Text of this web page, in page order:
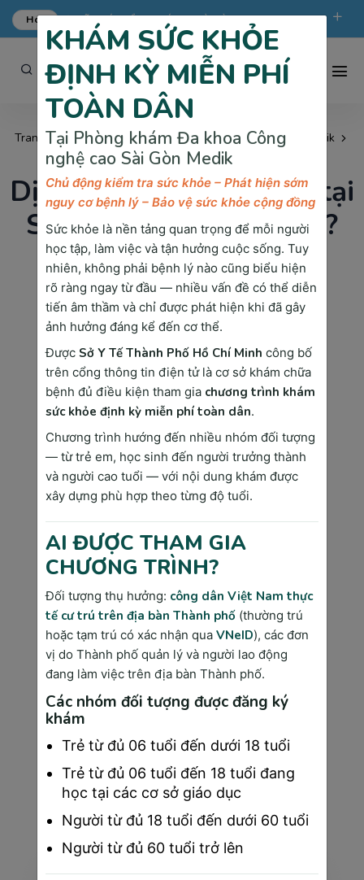
Hot ƯU ĐÃI KHÁM TỔNG QUÁT TẠI SÀI GÒN MEDIK.
phongkham@saigonmedik.com
Trang chủ
Thắc mắc về phòng khám cao cấp Sài Gòn Medik
Dịch vụ khám bảo hiểm tại Sài Gòn Medik như nào?
Dịch vụ khám bảo hiểm tại
Sài Gòn Medik như nào?
Phòng khám Sài Gòn Medik cung cấp dịch vụ
khám chữa bệnh có bảo hiểm y tế (BHYT)
theo thông tư của Bộ Y tế Việt Nam. Phòng
khám này liên thông với các bệnh viện và
trung tâm y tế tuyến huyện, giúp bệnh nhân
có thể dễ dàng tiếp cận dịch vụ khám bảo
hiểm tại đây.
Bên cạnh đó, phòng khám cũng có các dịch vụ
khác như khám sức khỏe định kỳ, khám chữa
bệnh nội ngoại khoa, chăm sóc hậu phẫu, và
các dịch vụ cấp cứu​.
Phòng Khám Đa Khoa Công Nghệ
Cao Sài Gòn Medik
Admin
“Lương Y Như Từ Mẫu” không chỉ là một
câu nói thể hiện tấm lòng của một người
làm nghề y, đó còn là tôn chỉ mà đội ngũ
y bác sĩ chúng tôi luôn đặt trái tim của
mình hướng tới tại Phòng khám Đa Khoa
TIN TỨC LIÊN QUAN
có thể bạn quan tâm
KHÁM SỨC KHỎE
ĐỊNH KỲ MIỄN PHÍ
TOÀN DÂN
Tại Phòng khám Đa khoa Công
nghệ cao Sài Gòn Medik
Chủ động kiểm tra sức khỏe – Phát hiện sớm
nguy cơ bệnh lý – Bảo vệ sức khỏe cộng đồng
Sức khỏe là nền tảng quan trọng để mỗi người
học tập, làm việc và tận hưởng cuộc sống. Tuy
nhiên, không phải bệnh lý nào cũng biểu hiện
rõ ràng ngay từ đầu — nhiều vấn đề có thể diễn
tiến âm thầm và chỉ được phát hiện khi đã gây
ảnh hưởng đáng kể đến cơ thể.
Được Sở Y Tế Thành Phố Hồ Chí Minh công bố
trên cổng thông tin điện tử là cơ sở khám chữa
bệnh đủ điều kiện tham gia chương trình khám
sức khỏe định kỳ miễn phí toàn dân.
Chương trình hướng đến nhiều nhóm đối tượng
— từ trẻ em, học sinh đến người trưởng thành
và người cao tuổi — với nội dung khám được
xây dựng phù hợp theo từng độ tuổi.
AI ĐƯỢC THAM GIA
CHƯƠNG TRÌNH?
Đối tượng thụ hưởng: công dân Việt Nam thực
tế cư trú trên địa bàn Thành phố(thường trú
hoặc tạm trú có xác nhận qua VNeID), các đơn
vị do Thành phố quản lý và người lao động
đang làm việc trên địa bàn Thành phố.
Các nhóm đối tượng được đăng ký
khám
Trẻ từ đủ 06 tuổi đến dưới 18 tuổi
Trẻ từ đủ 06 tuổi đến 18 tuổi đang
học tại các cơ sở giáo dục
Người từ đủ 18 tuổi đến dưới 60 tuổi
Người từ đủ 60 tuổi trở lên